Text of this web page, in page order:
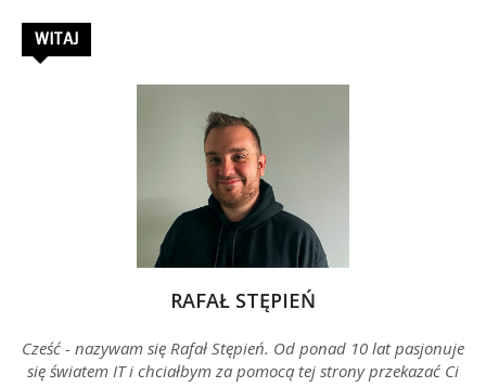
WITAJ
RAFAŁ STĘPIEŃ
Cześć - nazywam się Rafał Stępień. Od ponad 10 lat pasjonuje
się światem IT i chciałbym za pomocą tej strony przekazać Ci